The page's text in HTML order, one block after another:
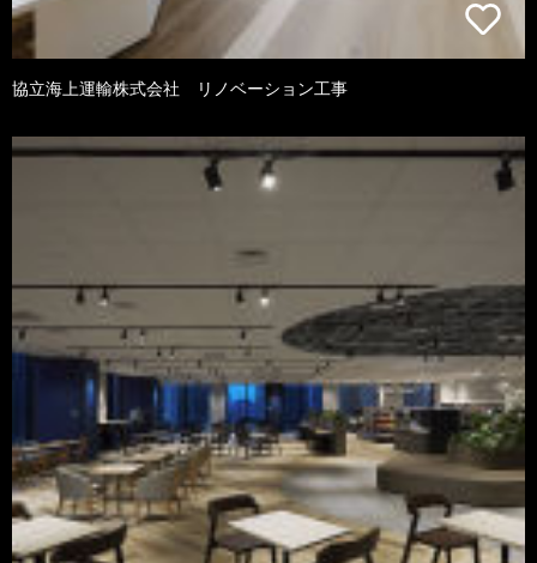
協立海上運輸株式会社 リノベーション工事